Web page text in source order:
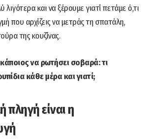
λιγότερα και να ξέρουμε γιατί πετάμε ό,τι
που αρχίζεις να μετράς τη σπατάλη,
της κουζίνας.
να ρωτήσει σοβαρά: τι
κάθε μέρα και γιατί;
πληγή είναι η